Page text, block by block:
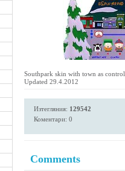
Southpark skin with town as
Updated 29.4.2012
Изтегляния: 129542
Коментари: 0
Comments